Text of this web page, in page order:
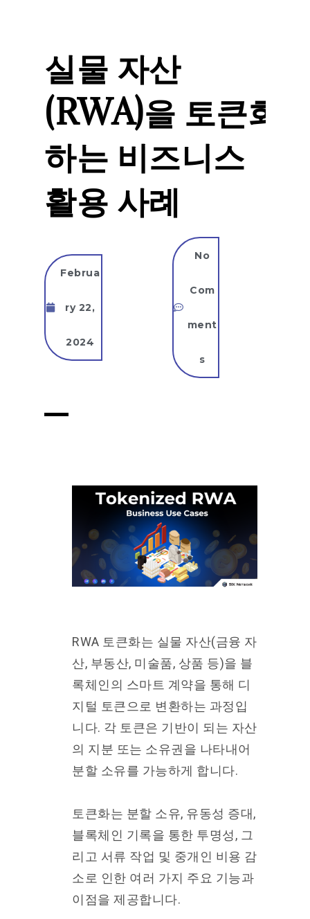
실물 자산
(RWA)을 토큰화
하는 비즈니스
활용 사례
Februa
ry 22,
2024
No
Com
ment
s
RWA 토큰화는 실물 자산(금융 자
산, 부동산, 미술품, 상품 등)을 블
록체인의 스마트 계약을 통해 디
지털 토큰으로 변환하는 과정입
니다. 각 토큰은 기반이 되는 자산
의 지분 또는 소유권을 나타내어
분할 소유를 가능하게 합니다.
토큰화는 분할 소유, 유동성 증대,
블록체인 기록을 통한 투명성, 그
리고 서류 작업 및 중개인 비용 감
소로 인한 여러 가지 주요 기능과
이점을 제공합니다.